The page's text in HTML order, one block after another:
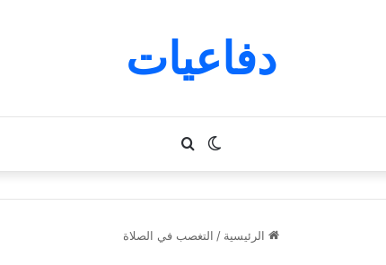
دفاعيات
بحث
عن
الوضع
المظلم
الرئيسية / التغصب في الصلاة